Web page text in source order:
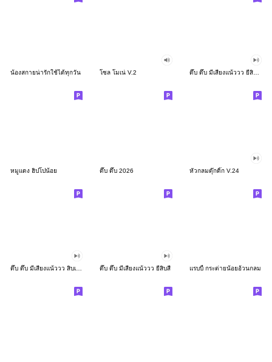
น้องสกายน่ารักใช้ได้ทุกวัน โซล โมเน่ V.2 ดึ๊บ ดึ๊บ มีเสียงแน้ววว ยี่สิบสอง
หมูแดง ฮิปโปน้อย ดึ๊บ ดึ๊บ 2026 หัวกลมดุ๊กดิ๊ก V.24
ดึ๊บ ดึ๊บ มีเสียงแน้ววว ยี่สิบสี่ แรบบี้ กระต่ายน้อยอ้วนกลม